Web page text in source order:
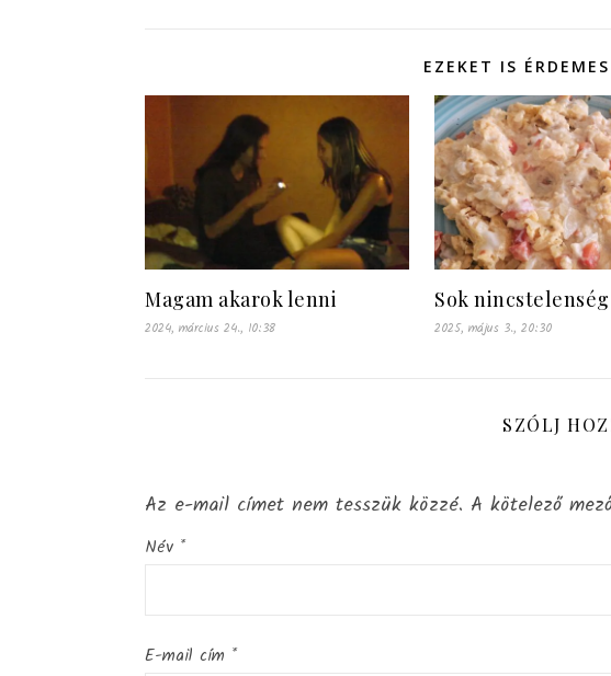
EZEKET IS
Magam akarok lenni
2024, március 24., 10:38
Sok nincstelenség
2025, május 3., 20:30
SZÓLJ
Az e-mail címet nem tesszük közzé. A kötelező
Név *
E-mail cím *